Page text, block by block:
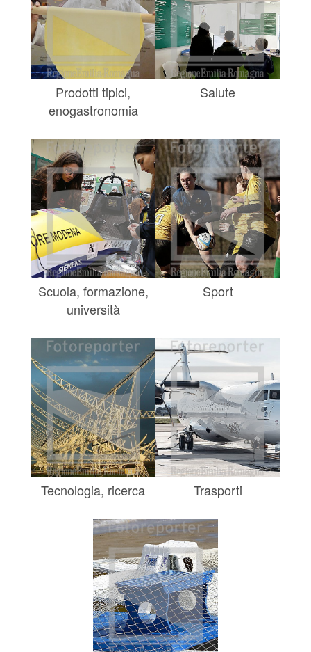
Prodotti tipici,
enogastronomia
Salute
Scuola, formazione,
università
Sport
Tecnologia, ricerca Trasporti